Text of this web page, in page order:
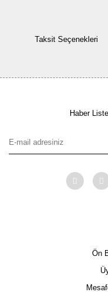
Taksit Seçenekleri
Haber
Ön